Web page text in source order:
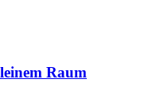
Raum